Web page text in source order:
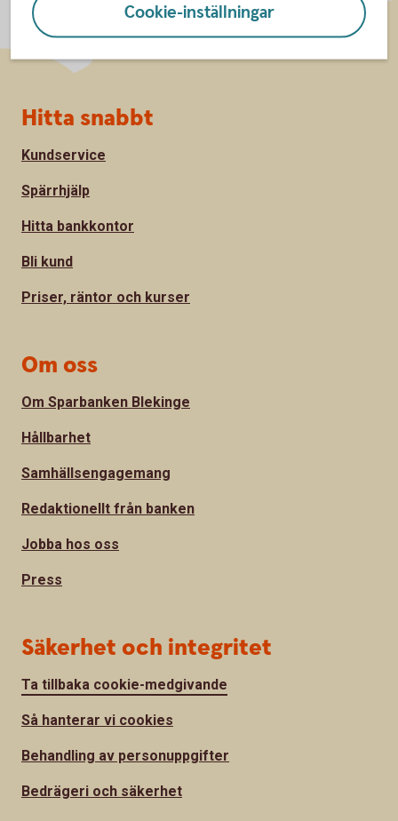
Cookie-inställningar
Sidfot
Hitta snabbt
Kundservice
Spärrhjälp
Hitta bankkontor
Bli kund
Priser, räntor och kurser
Om oss
Om Sparbanken Blekinge
Hållbarhet
Samhällsengagemang
Redaktionellt från banken
Jobba hos oss
Press
Säkerhet och integritet
Ta tillbaka cookie-medgivande
Så hanterar vi cookies
Behandling av personuppgifter
Bedrägeri och säkerhet